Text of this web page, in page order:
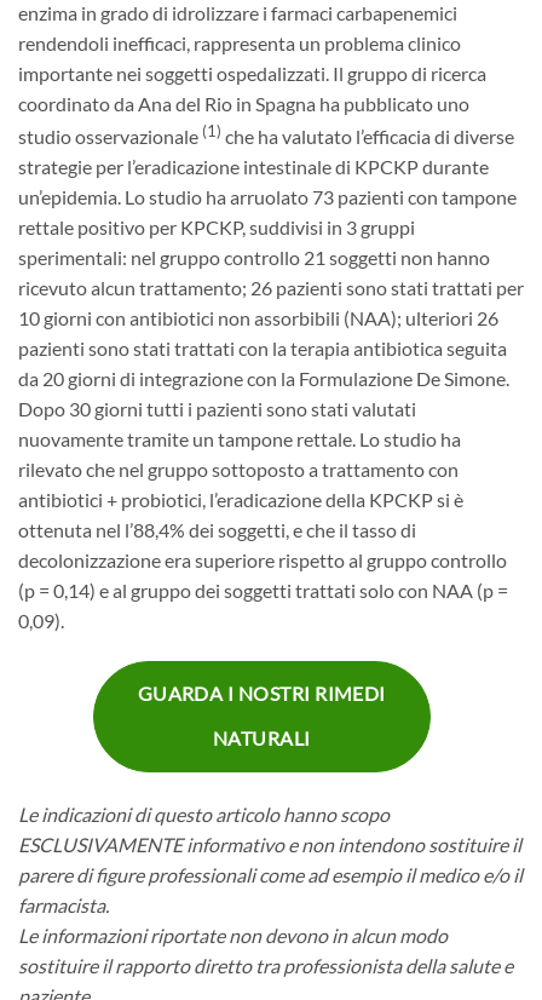
enzima in grado di idrolizzare i farmaci carbapenemici
rendendoli inefficaci, rappresenta un problema clinico
importante nei soggetti ospedalizzati. Il gruppo di ricerca
coordinato da Ana del Rio in Spagna ha pubblicato uno
studio osservazionale (1) che ha valutato l’efficacia di diverse
strategie per l’eradicazione intestinale di KPCKP durante
un’epidemia. Lo studio ha arruolato 73 pazienti con tampone
rettale positivo per KPCKP, suddivisi in 3 gruppi
sperimentali: nel gruppo controllo 21 soggetti non hanno
ricevuto alcun trattamento; 26 pazienti sono stati trattati per
10 giorni con antibiotici non assorbibili (NAA); ulteriori 26
pazienti sono stati trattati con la terapia antibiotica seguita
da 20 giorni di integrazione con la Formulazione De Simone.
Dopo 30 giorni tutti i pazienti sono stati valutati
nuovamente tramite un tampone rettale. Lo studio ha
rilevato che nel gruppo sottoposto a trattamento con
antibiotici + probiotici, l’eradicazione della KPCKP si è
ottenuta nel l’88,4% dei soggetti, e che il tasso di
decolonizzazione era superiore rispetto al gruppo controllo
(p = 0,14) e al gruppo dei soggetti trattati solo con NAA (p =
0,09).
GUARDA I NOSTRI RIMEDI
NATURALI
Le indicazioni di questo articolo hanno scopo
ESCLUSIVAMENTE informativo e non intendono sostituire il
parere di figure professionali come ad esempio il medico e/o il
farmacista.
Le informazioni riportate non devono in alcun modo
sostituire il rapporto diretto tra professionista della salute e